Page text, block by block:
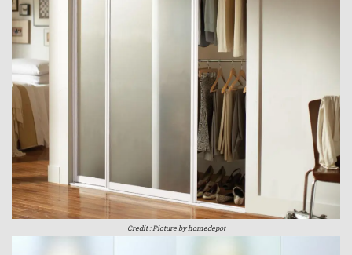
Credit : Picture by homedepot